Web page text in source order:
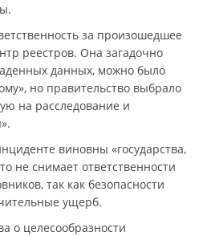
за произошедшее
реестров. Она загадочно
данных, можно было
но правительство выбрало
на расследование и
виновны «государства,
не снимает ответственности
так как безопасности
ущерб.
о целесообразности